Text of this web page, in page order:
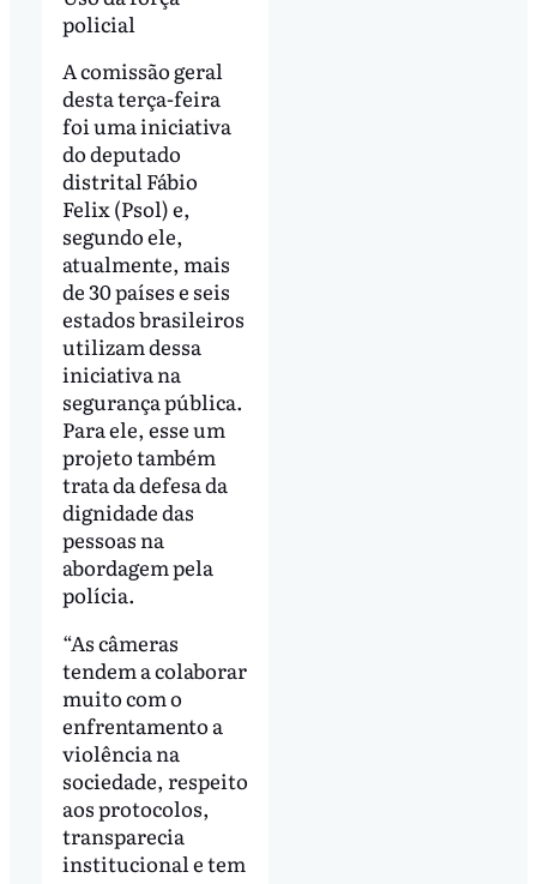
policial
A comissão geral
desta terça-feira
foi uma iniciativa
do deputado
distrital Fábio
Felix (Psol) e,
segundo ele,
atualmente, mais
de 30 países e seis
estados brasileiros
utilizam dessa
iniciativa na
segurança pública.
Para ele, esse um
projeto também
trata da defesa da
dignidade das
pessoas na
abordagem pela
polícia.
“As câmeras
tendem a colaborar
muito com o
enfrentamento a
violência na
sociedade, respeito
aos protocolos,
transparecia
institucional e tem